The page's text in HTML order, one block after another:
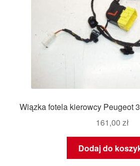
Wiązka fotela kierowcy Peugeot
161,00 zł
Dodaj do